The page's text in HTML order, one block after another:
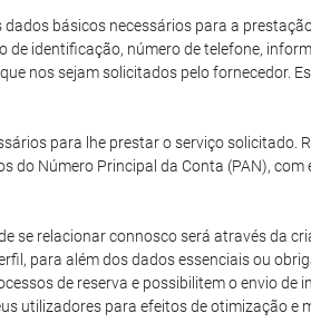
básicos necessários para a
identificação, número de telefone,
nos sejam solicitados pelo fornecedor.
para lhe prestar o serviço solicitado.
Número Principal da Conta (PAN), com
se relacionar connosco será através da
para além dos dados essenciais ou
de reserva e possibilitem o envio de
utilizadores para efeitos de otimização e